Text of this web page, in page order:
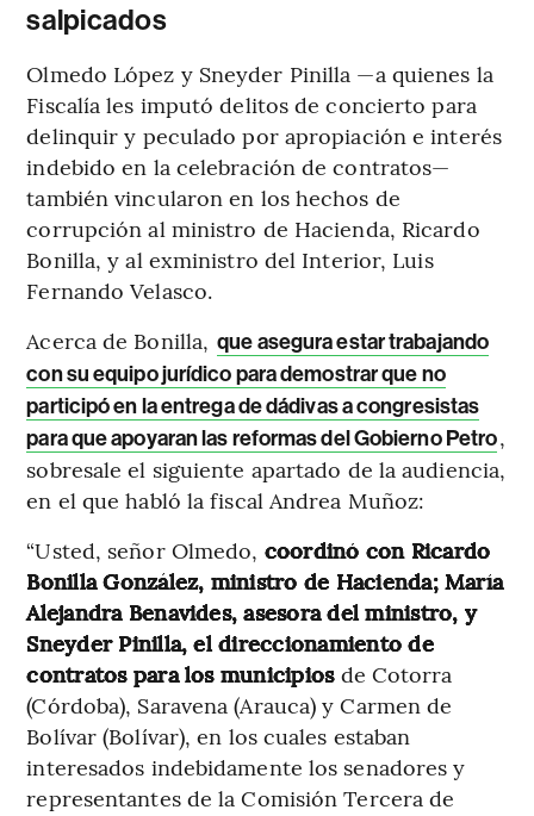
salpicados
Olmedo López y Sneyder Pinilla —a quienes la
Fiscalía les imputó delitos de concierto para
delinquir y peculado por apropiación e interés
indebido en la celebración de contratos—
también vincularon en los hechos de
corrupción al ministro de Hacienda, Ricardo
Bonilla, y al exministro del Interior, Luis
Fernando Velasco.
Acerca de Bonilla, que asegura estar trabajando
con su equipo jurídico para demostrar que no
participó en la entrega de dádivas a congresistas
para que apoyaran las reformas del Gobierno Petro,
sobresale el siguiente apartado de la audiencia,
en el que habló la fiscal Andrea Muñoz:
“Usted, señor Olmedo, coordinó con Ricardo
Bonilla González, ministro de Hacienda; María
Alejandra Benavides, asesora del ministro, y
Sneyder Pinilla, el direccionamiento de
contratos para los municipios de Cotorra
(Córdoba), Saravena (Arauca) y Carmen de
Bolívar (Bolívar), en los cuales estaban
interesados indebidamente los senadores y
representantes de la Comisión Tercera de